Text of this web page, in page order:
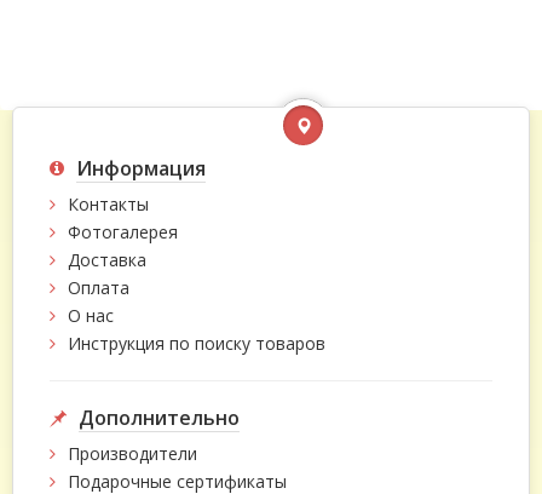
Информация
Контакты
Фотогалерея
Доставка
Оплата
О нас
Инструкция по поиску товаров
Дополнительно
Производители
Подарочные сертификаты